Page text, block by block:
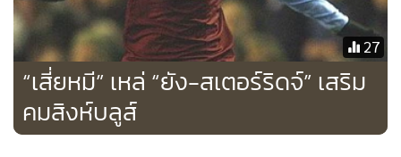
27
“เสี่ยหมี” เหล่ “ยัง-สเตอร์ริดจ์” เสริม
คมสิงห์บลูส์